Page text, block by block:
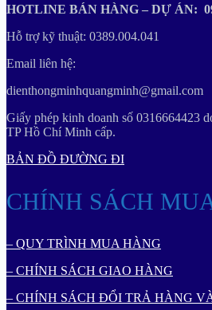
HOTLINE BÁN HÀNG – DỰ ÁN:
Hỗ trợ kỹ thuật: 0389.004.041
Email liên hệ:
dienthongminhquangminh@gmail.com
Giấy phép kinh doanh số 0316664423
TP Hồ Chí Minh cấp.
BẢN ĐỒ ĐƯỜNG ĐI
CHÍNH SÁCH
– QUY TRÌNH MUA HÀNG
– CHÍNH SÁCH GIAO HÀNG
– CHÍNH SÁCH ĐỔI TRẢ HÀNG